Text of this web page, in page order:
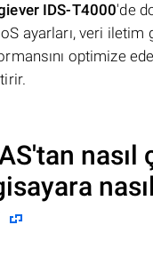
IDS-T4000'de
ayarları, veri
optimize
nasıl
nasıl